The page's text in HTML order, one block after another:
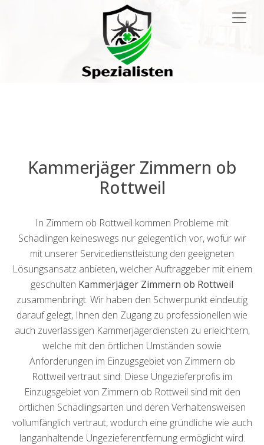
Kammerjäger Zimmern ob
Rottweil
In Zimmern ob Rottweil kommen Probleme mit
Schädlingen keineswegs nur gelegentlich vor, wofür wir
mit unserer Servicedienstleistung den geeigneten
Lösungsansatz anbieten, welcher Auftraggeber mit einem
geschulten Kammerjäger Zimmern ob Rottweil
zusammenbringt. Wir haben den Schwerpunkt eindeutig
darauf gelegt, Ihnen den Zugang zu professionellen wie
auch zuverlässigen Kammerjägerdiensten zu erleichtern,
welche mit den örtlichen Umständen sowie
Anforderungen im Einzugsgebiet von Zimmern ob
Rottweil vertraut sind. Diese Ungezieferprofis im
Einzugsgebiet von Zimmern ob Rottweil sind mit den
örtlichen Schädlingsarten und deren Verhaltensweisen
vollumfänglich vertraut, wodurch eine gründliche wie auch
langanhaltende Ungezieferentfernung ermöglicht wird.